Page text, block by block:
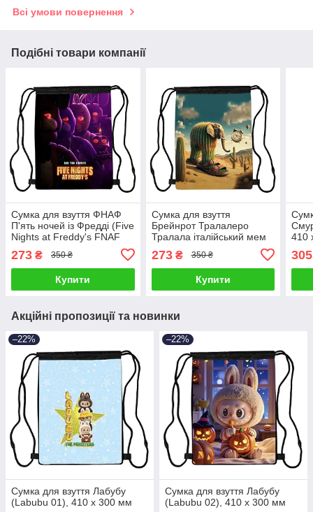
Всі умови повернення
Подібні товари компанії
Сумка для взуття ФНАФ
П'ять ночей із Фредді (Five
Nights at Freddy's FNAF
273 ₴ 350 ₴
Купити
Сумка для взуття
Брейнрот Тралалеро
Тралала італійський мем
(brainrot mem Traalalero
Traalala 04), 410 х 300 мм
273₴ 350 ₴
Купити
410
305
Акційні пропозиції та новинки
–22%
Сумка для взуття Лабубу
(Labubu 01), 410 х 300 мм
–22%
Сумка для взуття Лабубу
(Labubu 02), 410 х 300 мм